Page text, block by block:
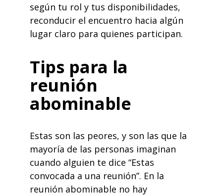
según tu rol y tus disponibilidades,
reconducir el encuentro hacia algún
lugar claro para quienes participan.
Tips para la
reunión
abominable
Estas son las peores, y son las que la
mayoría de las personas imaginan
cuando alguien te dice “Estas
convocada a una reunión”. En la
reunión abominable no hay